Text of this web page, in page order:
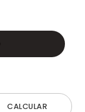
CALCULAR